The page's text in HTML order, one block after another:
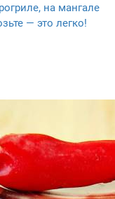
на мангале
— это легко!